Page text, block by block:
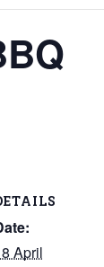
April